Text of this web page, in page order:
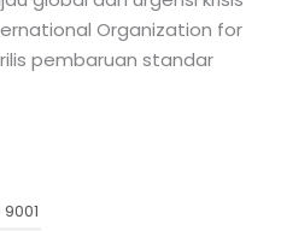
Organization for
pembaruan standar
9001